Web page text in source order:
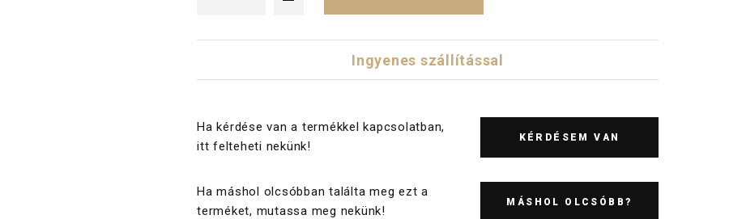
Ingyenes szállítással
Ha kérdése van a termékkel kapcsolatban,
itt felteheti nekünk!
KÉRDÉSEM VAN
Ha máshol olcsóbban találta meg ezt a
terméket, mutassa meg nekünk!
MÁSHOL OLCSÓBB?